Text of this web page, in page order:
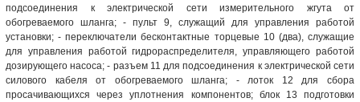
подсоединения к электрической сети измерительного жгута от
обогреваемого шланга; - пульт 9, служащий для управления работой
установки; - переключатели бесконтактные торцевые 10 (два), служащие
для управления работой гидрораспределителя, управляющего работой
дозирующего насоса; - разъем 11 для подсоединения к электрической сети
силового кабеля от обогреваемого шланга; - лоток 12 для сбора
просачивающихся через уплотнения компонентов; блок 13 подготовки